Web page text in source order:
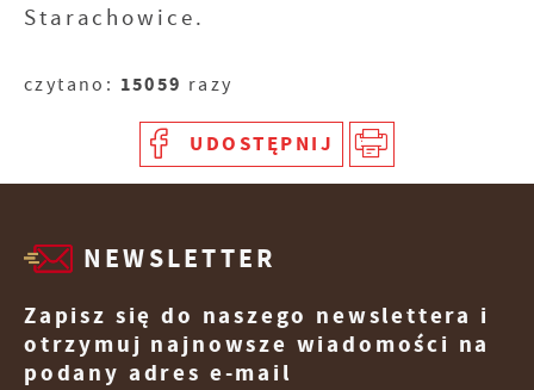
Starachowice.
czytano: 15059 razy
UDOSTĘPNIJ
NEWSLETTER
Zapisz się do naszego newslettera i
otrzymuj najnowsze wiadomości na
podany adres e-mail